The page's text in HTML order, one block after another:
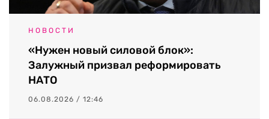
НОВОСТИ
«Нужен новый силовой блок»:
Залужный призвал реформировать
НАТО
06.08.2026 / 12:46